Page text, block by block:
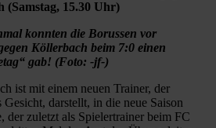
(Samstag, 15.30 Uhr)
konnten die Borussen vor
Köllerbach beim 7:0 einen
gab! (Foto: -jf-)
ist mit einem neuen Trainer, der
darstellt, in die neue Saison
der zuletzt als Spielertrainer beim FC